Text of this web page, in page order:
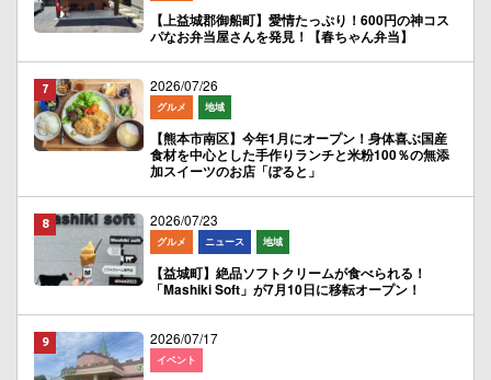
【上益城郡御船町】愛情たっぷり！600円の神コス
パなお弁当屋さんを発見！【春ちゃん弁当】
2026/07/26
グルメ 地域
【熊本市南区】今年1月にオープン！身体喜ぶ国産
食材を中心とした手作りランチと米粉100％の無添
加スイーツのお店「ぽると」
2026/07/23
グルメ ニュース 地域
【益城町】絶品ソフトクリームが食べられる！
「Mashiki Soft」が7月10日に移転オープン！
2026/07/17
イベント